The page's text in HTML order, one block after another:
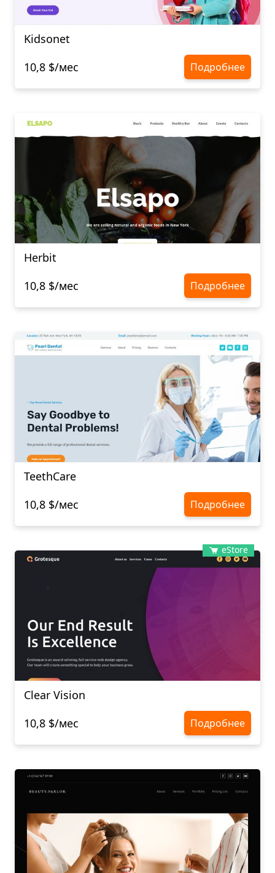
Kidsonet
10,8 $/мес
Подробнее
Herbit
10,8 $/мес
Подробнее
TeethCare
10,8 $/мес
Подробнее
eStore
Clear Vision
10,8 $/мес
Подробнее